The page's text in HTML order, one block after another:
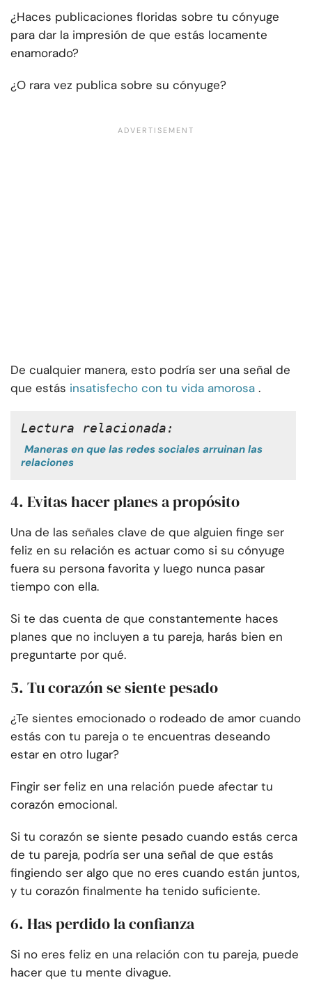
¿Haces publicaciones floridas sobre tu cónyuge
para dar la impresión de que estás locamente
enamorado?
¿O rara vez publica sobre su cónyuge?
De cualquier manera, esto podría ser una señal de
que estás insatisfecho con tu vida amorosa .
Lectura relacionada:
Maneras en que las redes sociales arruinan las
relaciones
4. Evitas hacer planes a propósito
Una de las señales clave de que alguien finge ser
feliz en su relación es actuar como si su cónyuge
fuera su persona favorita y luego nunca pasar
tiempo con ella.
Si te das cuenta de que constantemente haces
planes que no incluyen a tu pareja, harás bien en
preguntarte por qué.
5. Tu corazón se siente pesado
¿Te sientes emocionado o rodeado de amor cuando
estás con tu pareja o te encuentras deseando
estar en otro lugar?
Fingir ser feliz en una relación puede afectar tu
corazón emocional.
Si tu corazón se siente pesado cuando estás cerca
de tu pareja, podría ser una señal de que estás
fingiendo ser algo que no eres cuando están juntos,
y tu corazón finalmente ha tenido suficiente.
6. Has perdido la confianza
Si no eres feliz en una relación con tu pareja, puede
hacer que tu mente divague.